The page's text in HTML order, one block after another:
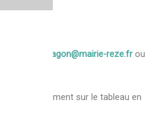
cscragon@mairie-reze.fr ou
faire directement sur le tableau en